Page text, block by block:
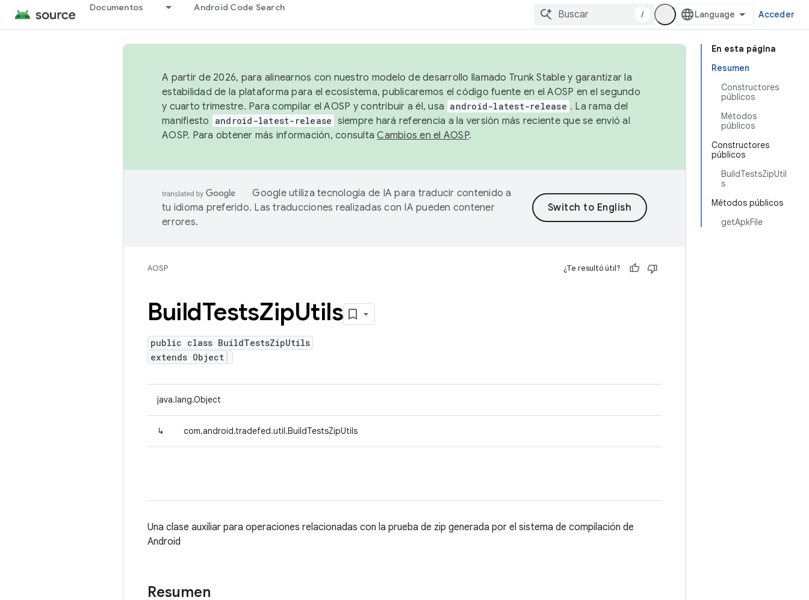
Documentos Android Code Search
/ Acceder
En esta página
Resumen
Constructores
públicos
Métodos
públicos
Constructores
públicos
BuildTestsZipUtil
s
Métodos públicos
getApkFile
A partir de 2026, para alinearnos con nuestro modelo de desarrollo llamado Trunk Stable y garantizar la
estabilidad de la plataforma para el ecosistema, publicaremos el código fuente en el AOSP en el segundo
y cuarto trimestre. Para compilar el AOSP y contribuir a él, usa android-latest-release . La rama del
manifiesto
android-latest-release siempre hará referencia a la versión más reciente que se envió al
AOSP. Para obtener más información, consultaCambios en el AOSP.
Google utiliza tecnología de IA para traducir contenido a
tu idioma preferido. Las traducciones realizadas con IA pueden contener
errores.
AOSP ¿Te resultó útil?
BuildTestsZipUtils
public class BuildTestsZipUtils
extends Object
java.lang.Object
↳ com.android.tradefed.util.BuildTestsZipUtils
Una clase auxiliar para operaciones relacionadas con la prueba de zip generada por el sistema de compilación de
Android
Resumen